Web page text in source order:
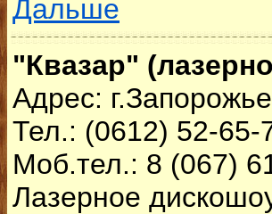
Дальше
"Квазар"
Адрес: г.Запорожье
Тел.: (0612) 52-65-
Моб.тел.: 8 (067)
Лазерное